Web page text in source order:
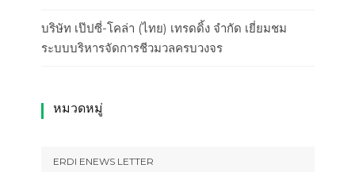
บริษัท เป๊ปซี่-โคล่า (ไทย) เทรดดิ้ง จำกัด เยี่ยมชม
ระบบบริหารจัดการชีวมวลครบวงจร
หมวดหมู่
ERDI ENEWS LETTER